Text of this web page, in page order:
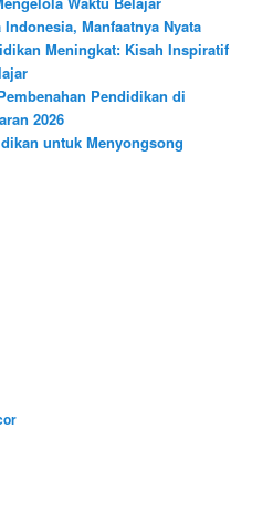
Manfaatnya Nyata
Meningkat: Kisah Inspiratif
Pendidikan di
2026
untuk Menyongsong